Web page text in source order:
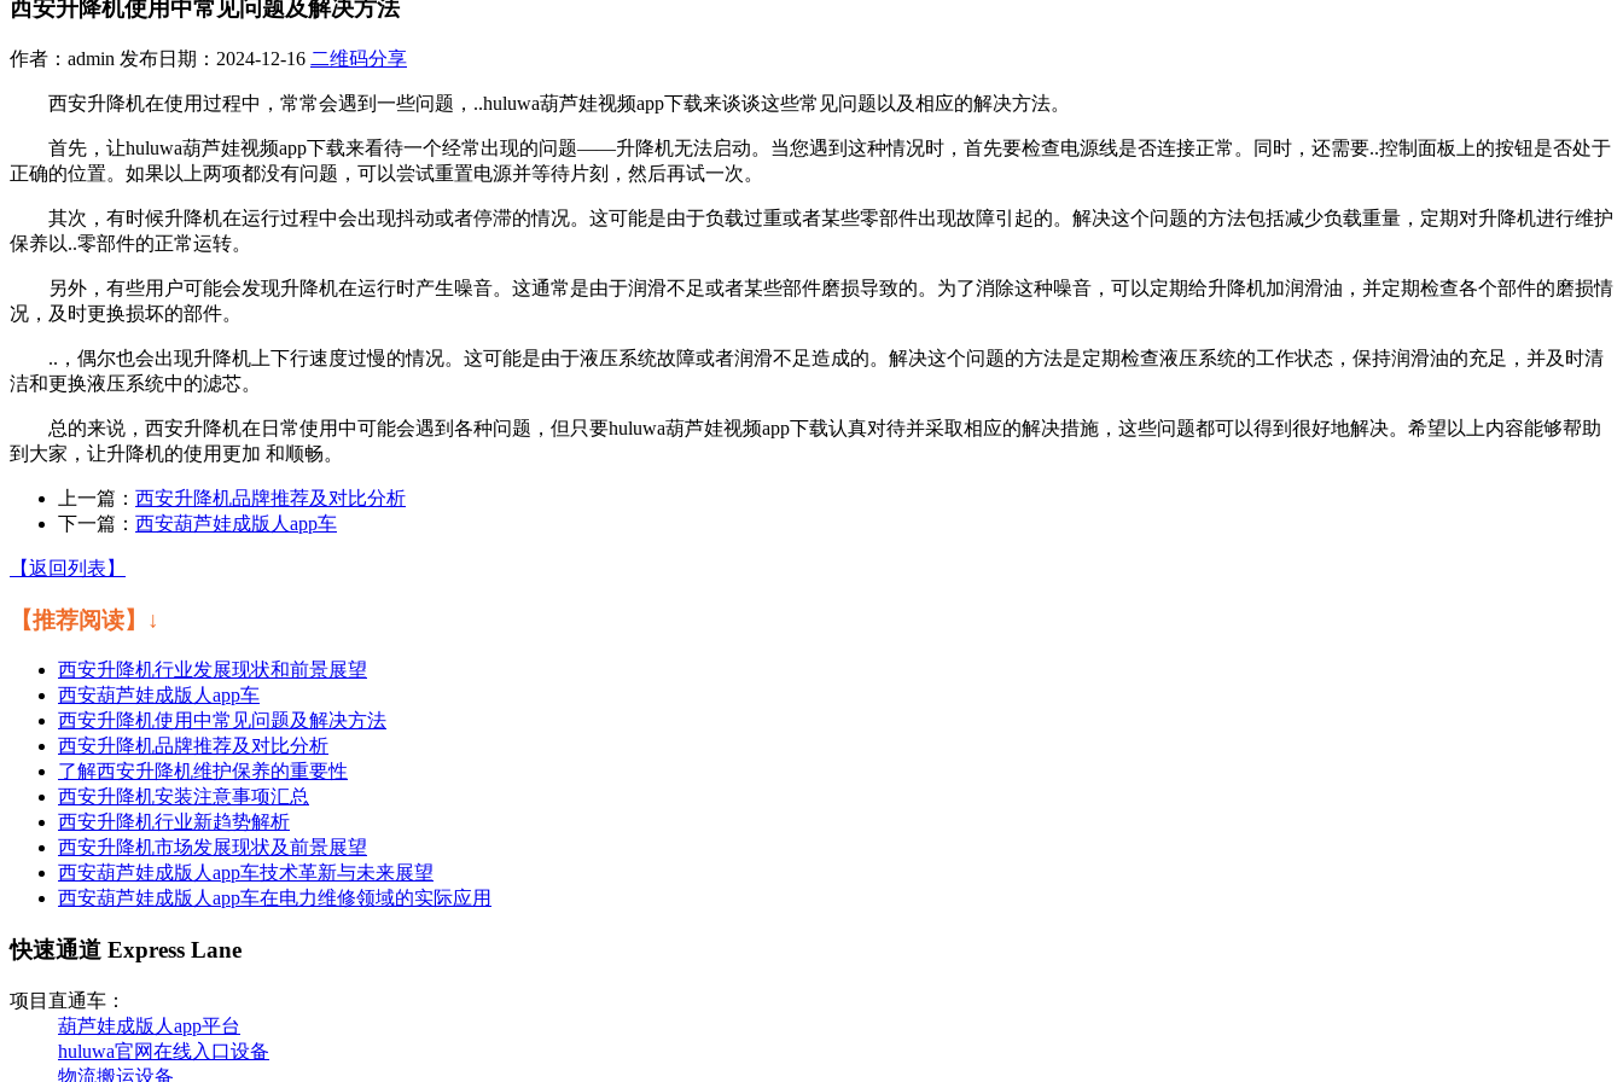
西安升降机使用中常见问题及解决方法
作者：admin 发布日期：2024-12-16 二维码分享
西安升降机在使用过程中，常常会遇到一些问题，..huluwa葫芦娃视频app下载来谈谈这些常见问题以及相应的解决方法。
首先，让huluwa葫芦娃视频app下载来看待一个经常出现的问题——升降机无法启动。当您遇到这种情况时，首先要检查电源线是否连接正常。同时，还需要..控制面板上的按钮是否处于
正确的位置。如果以上两项都没有问题，可以尝试重置电源并等待片刻，然后再试一次。
其次，有时候升降机在运行过程中会出现抖动或者停滞的情况。这可能是由于负载过重或者某些零部件出现故障引起的。解决这个问题的方法包括减少负载重量，定期对升降机进行维护
保养以..零部件的正常运转。
另外，有些用户可能会发现升降机在运行时产生噪音。这通常是由于润滑不足或者某些部件磨损导致的。为了消除这种噪音，可以定期给升降机加润滑油，并定期检查各个部件的磨损情
况，及时更换损坏的部件。
..，偶尔也会出现升降机上下行速度过慢的情况。这可能是由于液压系统故障或者润滑不足造成的。解决这个问题的方法是定期检查液压系统的工作状态，保持润滑油的充足，并及时清
洁和更换液压系统中的滤芯。
总的来说，西安升降机在日常使用中可能会遇到各种问题，但只要huluwa葫芦娃视频app下载认真对待并采取相应的解决措施，这些问题都可以得到很好地解决。希望以上内容能够帮助
到大家，让升降机的使用更加 和顺畅。
上一篇： 西安升降机品牌推荐及对比分析
下一篇： 西安葫芦娃成版人app车
【返回列表】
【推荐阅读】↓
西安升降机行业发展现状和前景展望
西安葫芦娃成版人app车
西安升降机使用中常见问题及解决方法
西安升降机品牌推荐及对比分析
了解西安升降机维护保养的重要性
西安升降机安装注意事项汇总
西安升降机行业新趋势解析
西安升降机市场发展现状及前景展望
西安葫芦娃成版人app车技术革新与未来展望
西安葫芦娃成版人app车在电力维修领域的实际应用
快速通道 Express Lane
项目直通车：
葫芦娃成版人app平台
huluwa官网在线入口设备
物流搬运设备